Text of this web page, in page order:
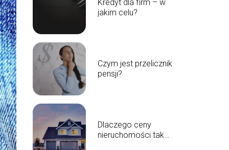
Kredyt dla firm – w
jakim celu?
Czym jest przelicznik
pensji?
Dlaczego ceny
nieruchomości tak